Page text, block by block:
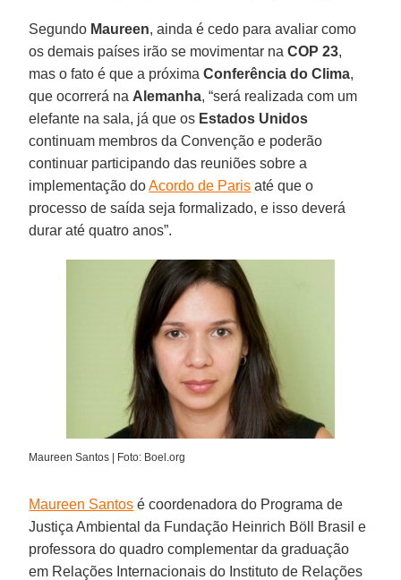
Segundo Maureen, ainda é cedo para avaliar como
os demais países irão se movimentar naCOP 23,
mas o fato é que a próximaConferência do Clima,
que ocorrerá na Alemanha, “será realizada com um
elefante na sala, já que os Estados Unidos
continuam membros da Convenção e poderão
continuar participando das reuniões sobre a
implementação doAcordo de Paris até que o
processo de saída seja formalizado, e isso deverá
durar até quatro anos”.
Maureen Santos | Foto: Boel.org
Maureen Santos é coordenadora do Programa de
Justiça Ambiental da Fundação Heinrich Böll Brasil e
professora do quadro complementar da graduação
em Relações Internacionais do Instituto de Relações